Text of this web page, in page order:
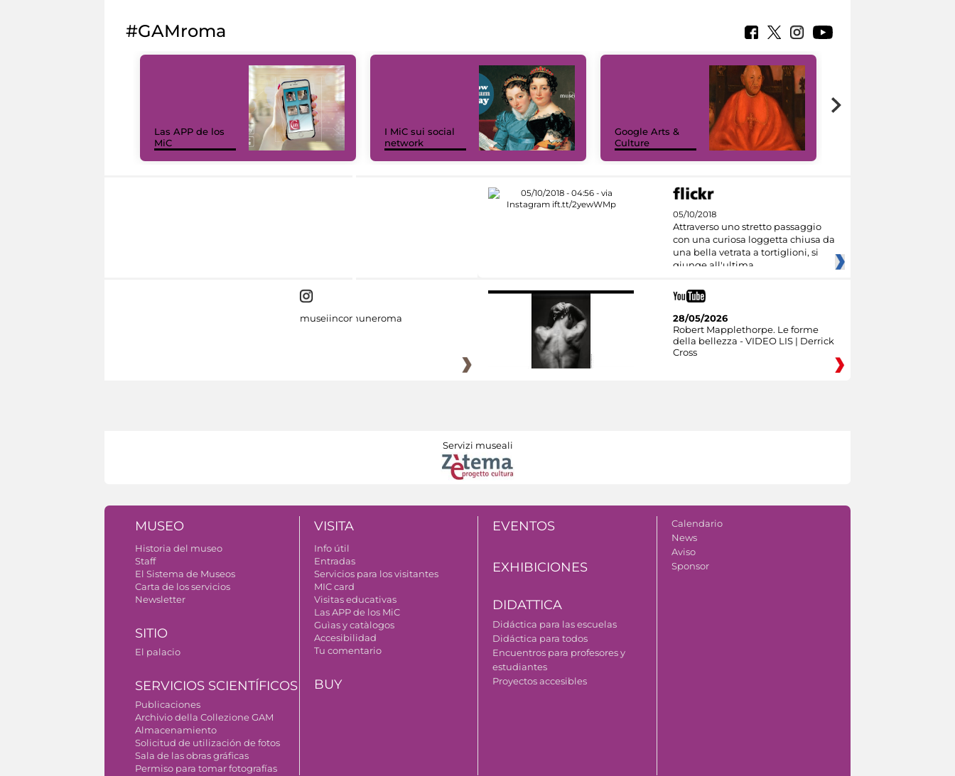
#GAMroma
Las APP de los
MiC
I MiC sui social
network
Google Arts &
Culture
05/10/2018
Attraverso uno stretto passaggio
con una curiosa loggetta chiusa da
una bella vetrata a tortiglioni, si
giunge all'ultima
museiincomuneroma
28/05/2026
Robert Mapplethorpe. Le forme
della bellezza - VIDEO LIS | Derrick
Cross
Servizi museali
MUSEO
Historia del museo
Staff
El Sistema de Museos
Carta de los servicios
Newsletter
SITIO
El palacio
SERVICIOS SCIENTÍFICOS
Publicaciones
Archivio della Collezione GAM
Almacenamiento
Solicitud de utilización de fotos
Sala de las obras gráficas
Permiso para tomar fotografías
VISITA
Info útil
Entradas
Servicios para los visitantes
MIC card
Visitas educativas
Las APP de los MiC
Guìas y catàlogos
Accesibilidad
Tu comentario
BUY
EVENTOS
EXHIBICIONES
DIDATTICA
Didáctica para las escuelas
Didáctica para todos
Encuentros para profesores y
estudiantes
Proyectos accesibles
Calendario
News
Aviso
Sponsor